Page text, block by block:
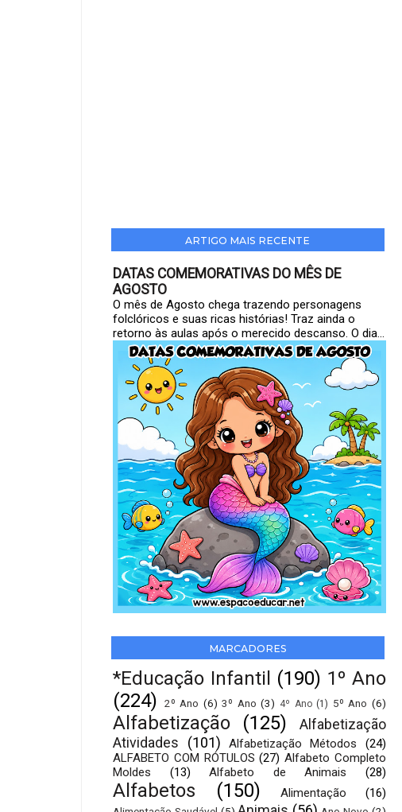
ARTIGO MAIS RECENTE
DATAS COMEMORATIVAS DO MÊS DE
AGOSTO
O mês de Agosto chega trazendo personagens
folclóricos e suas ricas histórias! Traz ainda o
retorno às aulas após o merecido descanso. O dia...
MARCADORES
*Educação Infantil (190) 1º Ano
(224)
2º Ano (6) 3º Ano (3) 4º Ano (1) 5º Ano (6)
Alfabetização (125)
Alfabetização
Atividades
(101) Alfabetização Métodos
(24)
ALFABETO COM RÓTULOS (27) Alfabeto Completo
Moldes
(13) Alfabeto de Animais (28)
Alfabetos (150) Alimentação (16)